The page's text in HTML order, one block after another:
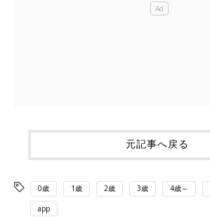
元記事へ戻る
0歳 1歳 2歳 3歳 4歳～
app